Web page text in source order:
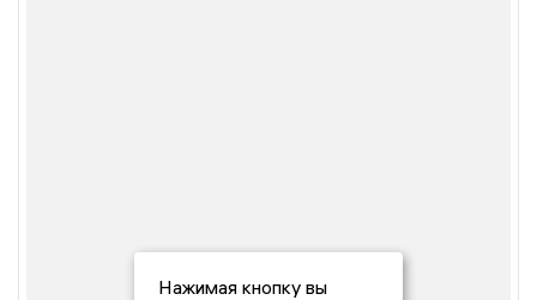
Нажимая кнопку вы